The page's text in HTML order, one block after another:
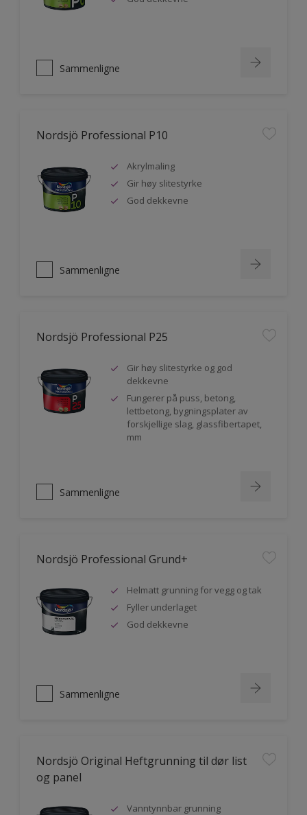
Sammenligne
Nordsjö Professional P10
Akrylmaling
Gir høy slitestyrke
God dekkevne
Sammenligne
Nordsjö Professional P25
Gir høy slitestyrke og god
dekkevne
Fungerer på puss, betong,
lettbetong, bygningsplater av
forskjellige slag, glassfibertapet,
mm
Sammenligne
Nordsjö Professional Grund+
Helmatt grunning for vegg og tak
Fyller underlaget
God dekkevne
Sammenligne
Nordsjö Original Heftgrunning til dør list
og panel
Vanntynnbar grunning